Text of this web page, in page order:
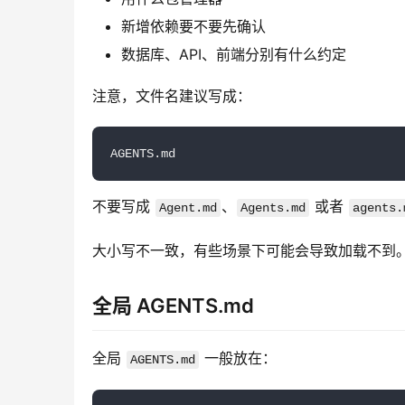
新增依赖要不要先确认
数据库、API、前端分别有什么约定
注意，文件名建议写成：
AGENTS.md
不要写成 Agent.md 、 Agents.md 或者
大小写不一致，有些场景下可能会导致加载不到。
全局 AGENTS.md
全局 AGENTS.md 一般放在：